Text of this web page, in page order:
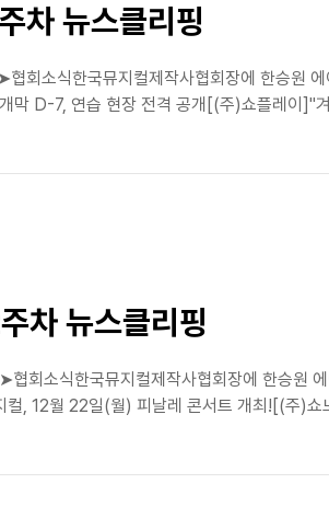
차 뉴스클리핑
회소식한국뮤지컬제작사협회장에 한승원
막 D-7, 연습 현장 전격 공개[(주)쇼플레이
차 뉴스클리핑
회소식한국뮤지컬제작사협회장에 한승원
, 12월 22일(월) 피날레 콘서트 개최![(주)쇼